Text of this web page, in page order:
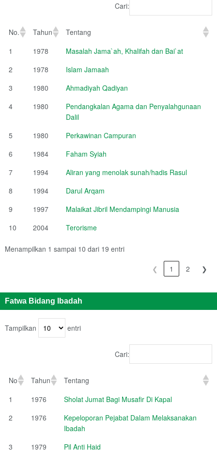
Cari:
No. Tahun
Tentang
1
1978
Masalah Jama`ah, Khalifah dan Bai`at
2
1978
Islam Jamaah
3
1980
Ahmadiyah Qadiyan
4
1980
Pendangkalan Agama dan Penyalahgunaan
Dalil
5
1980
Perkawinan Campuran
6
1984
Faham Syiah
7
1994
Aliran yang menolak sunah/hadis Rasul
8
1994
Darul Arqam
9
1997
Malaikat Jibril Mendampingi Manusia
10
2004 Terorisme
Menampilkan 1 sampai 10 dari 19 entri
❮ 1 2 ❯
Fatwa Bidang Ibadah
Tampilkan entri
Cari:
No Tahun
Tentang
No
Tahun Tentang
1 1976
Sholat Jumat Bagi Musafir Di Kapal
2
1976
Kepeloporan Pejabat Dalam Melaksanakan
Ibadah
3
1979
Pil Anti Haid